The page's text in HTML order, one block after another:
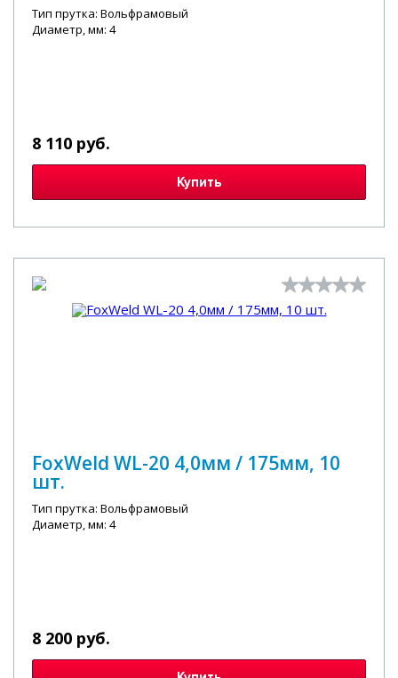
Тип прутка: Вольфрамовый
Диаметр, мм: 4
8 110 руб.
Купить
FoxWeld WL-20 4,0мм / 175мм, 10
шт.
Тип прутка: Вольфрамовый
Диаметр, мм: 4
8 200 руб.